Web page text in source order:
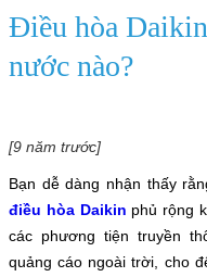
Điều hòa
nước nào?
[9 năm trước]
Bạn dễ dàng nhận thấy
điều hòa Daikin phủ rộng
các phương tiện truyền
quảng cáo ngoài trời, cho